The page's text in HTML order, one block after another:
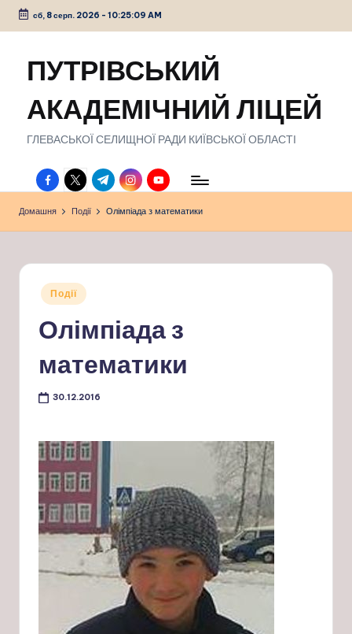
Перейти
сб, 8 серп. 2026 - 10:25:10 AM
ПУТРІВСЬКИЙ
АКАДЕМІЧНИЙ ЛІЦЕЙ
ГЛЕВАСЬКОЇ СЕЛИЩНОЇ РАДИ КИЇВСЬКОЇ ОБЛАСТІ
facebook.com
twitter.com
t.me instagram.com
youtube.com
Домашня Події Олімпіада з математики
Опубліковано
Події
Олімпіада з
математики
30.12.2016